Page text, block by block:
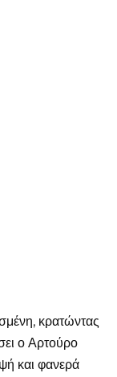
κρατώντας
ο Αρτούρο
και φανερά